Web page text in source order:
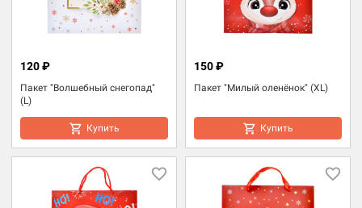
Пакет "Волшебный снегопад"
(L)
120 ₽
Купить
Пакет "Милый оленёнок" (XL)
150 ₽
Купить